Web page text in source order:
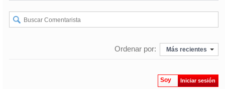
Ordenar por: Más recientes
Soy Iniciar sesión